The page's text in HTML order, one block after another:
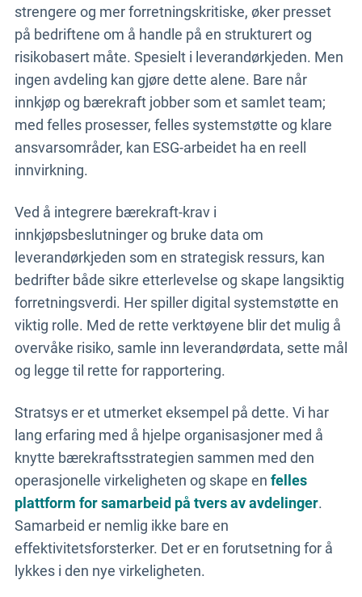
strengere og mer forretningskritiske, øker presset
på bedriftene om å handle på en strukturert og
risikobasert måte. Spesielt i leverandørkjeden. Men
ingen avdeling kan gjøre dette alene. Bare når
innkjøp og bærekraft jobber som et samlet team;
med felles prosesser, felles systemstøtte og klare
ansvarsområder, kan ESG-arbeidet ha en reell
innvirkning.
Ved å integrere bærekraft-krav i
innkjøpsbeslutninger og bruke data om
leverandørkjeden som en strategisk ressurs, kan
bedrifter både sikre etterlevelse og skape langsiktig
forretningsverdi. Her spiller digital systemstøtte en
viktig rolle. Med de rette verktøyene blir det mulig å
overvåke risiko, samle inn leverandørdata, sette mål
og legge til rette for rapportering.
Stratsys er et utmerket eksempel på dette. Vi har
lang erfaring med å hjelpe organisasjoner med å
knytte bærekraftsstrategien sammen med den
operasjonelle virkeligheten og skape en felles
plattform for samarbeid på tvers av avdelinger.
Samarbeid er nemlig ikke bare en
effektivitetsforsterker. Det er en forutsetning for å
lykkes i den nye virkeligheten.